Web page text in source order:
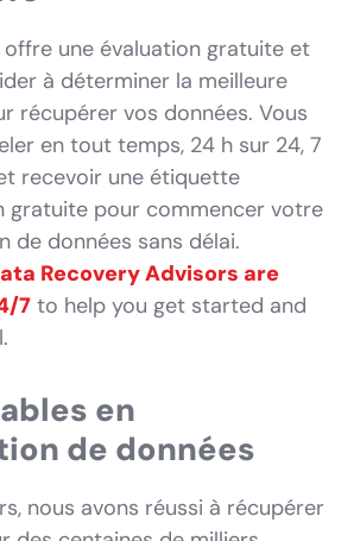
offre une évaluation gratuite et
à déterminer la meilleure
récupérer vos données. Vous
en tout temps, 24 h sur 24, 7
recevoir une étiquette
gratuite pour commencer votre
de données sans délai.
Recovery Advisors are
7 to help you get started and
en
de données
nous avons réussi à récupérer